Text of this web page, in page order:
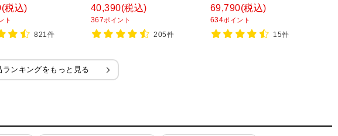
800×奥行400×高さ
(税込)
ト
821件
き オフィス キャビネット 国産 完
成品 【SIAA】
40,390(税込)
367ポイント
205件
ック 幅900×奥行450×高さ
1050mm/RW45-310D RK45-
310D 【国産】 【完成品】
69,790(税込)
634ポイント
15件
ランキングをもっと見る